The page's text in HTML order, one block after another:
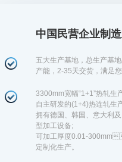
中国民营企业制
五大生产基地，总生产基
产能，2-35天交货，满足
3300mm宽幅“1+1”热轧生
自主研发的(1+4)热连轧生
拥有德国、韩国、
型加工设备;
可加工厚度0.01-
定制化生产。